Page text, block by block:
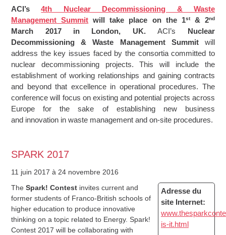
ACI’s4th Nuclear Decommissioning & Waste
Management Summit will take place on the 1st& 2nd
March 2017 in London, UK.ACI’s Nuclear
Decommissioning & Waste Management Summitwill
address the key issues faced by the consortia committed to
nuclear decommissioning projects. This will include the
establishment of working relationships and gaining contracts
and beyond that excellence in operational procedures. The
conference will focus on existing and potential projects across
Europe for the sake of establishing new business
and innovation in waste management and on-site procedures.
SPARK 2017
11 juin 2017 à 24 novembre 2016
Adresse du
site Internet:
is-it.html
The Spark! Contest invites current and
former students of Franco-British schools of
higher education to produce innovative
thinking on a topic related to Energy. Spark!
Contest 2017 will be collaborating with